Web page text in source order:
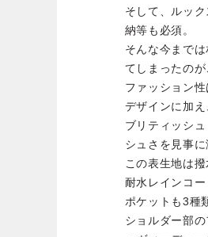
そして、ルッ
納等も必須。
そんな今まで
てしまったの
ファッション
デザインに加え
ブリティッシ
シュさを見事に
この表生地は
耐水レインコー
ポケットも3種
ショルダー部